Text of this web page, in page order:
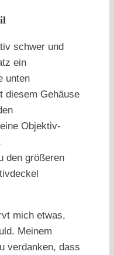
schwer und
ein
unten
diesem Gehäuse
Objektiv-
den größeren
mich etwas,
Meinem
verdanken, dass